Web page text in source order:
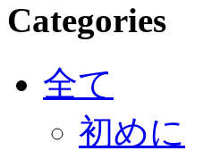
Categories
全て
初めに